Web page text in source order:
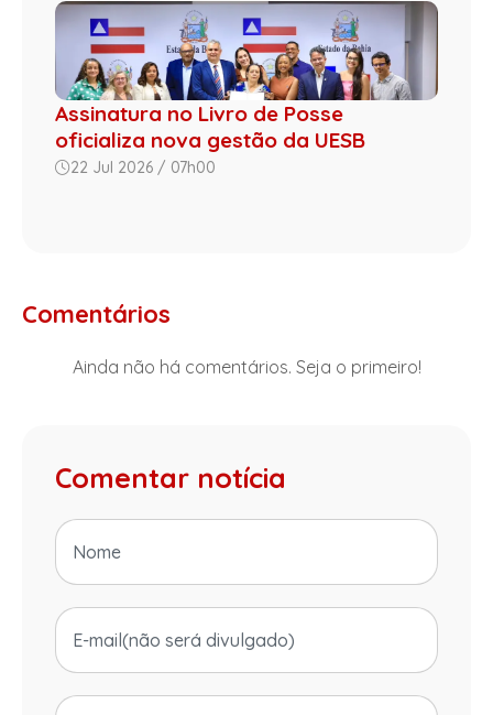
Assinatura no Livro de Posse
oficializa nova gestão da UESB
22 Jul 2026 / 07h00
Comentários
Ainda não há comentários. Seja o primeiro!
Comentar notícia